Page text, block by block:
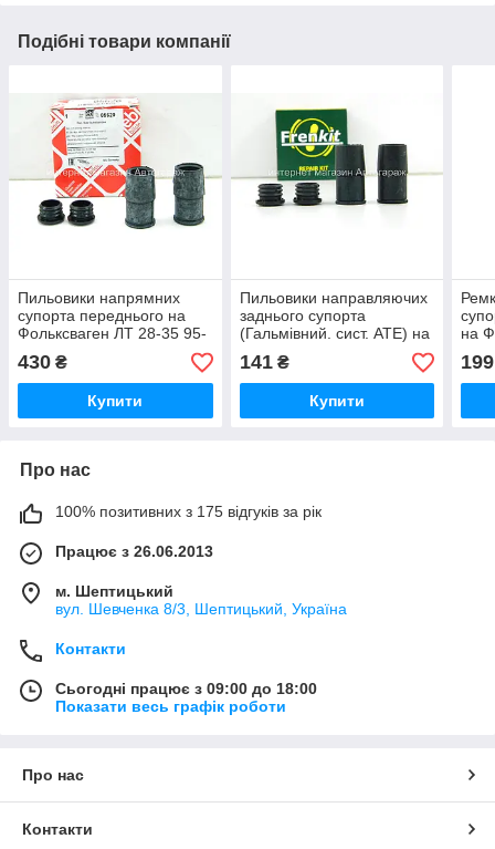
Подібні товари компанії
Пильовики напрямних
супорта переднього на
Фольксваген ЛТ 28-35 95-
(Німеччина)05620
430 ₴
Купити
Пильовики направляючих
заднього супорта
(Гальмівний. сист. ATE) на
Фольксваген ЛТ 28-35 95-
06 FRENKIT-824002
141₴
Купити
на
199
Про нас
100% позитивних з 175 відгуків за рік
Працює з 26.06.2013
м. Шептицький
вул. Шевченка 8/3, Шептицький, Україна
Контакти
Сьогодні працює з 09:00 до 18:00
Показати весь графік роботи
Про нас
Контакти